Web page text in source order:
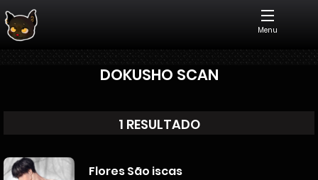
Menu
DOKUSHO SCAN
1 RESULTADO
Flores São iscas